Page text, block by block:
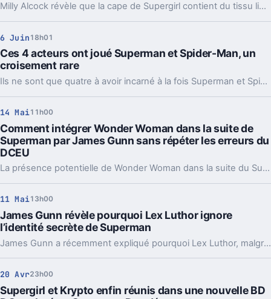
Milly Alcock révèle que la cape de Supergirl contient du tissu lié au Superman de Christopher Reeve. Un hommage très concret à l’histoire de DC.
6 Juin 18h01
Ces 4 acteurs ont joué Superman et Spider-Man, un
croisement rare
Ils ne sont que quatre à avoir incarné à la fois Superman et Spider-Man. Un détail de casting en apparence, mais révélateur du poids de l’animation et du jeu vidéo.
14 Mai11h00
Comment intégrer Wonder Woman dans la suite de
Superman par James Gunn sans répéter les erreurs du
DCEU
La présence potentielle de Wonder Woman dans la suite du Superman de James Gunn suscite l'intérêt des fans, qui espèrent une intégration réussie du personnage sans retomber dans les erreurs narratives déjà commises dans l’univers cinématographique DC.
11 Mai13h00
James Gunn révèle pourquoi Lex Luthor ignore
l’identité secrète de Superman
James Gunn a récemment expliqué pourquoi Lex Luthor, malgré son intelligence redoutable, ignore encore la véritable identité de Superman. Cette révélation éclaire un point clé de l’intrigue qui fascine les fans depuis des décennies.
20 Avr23h00
Supergirl et Krypto enfin réunis dans une nouvelle BD